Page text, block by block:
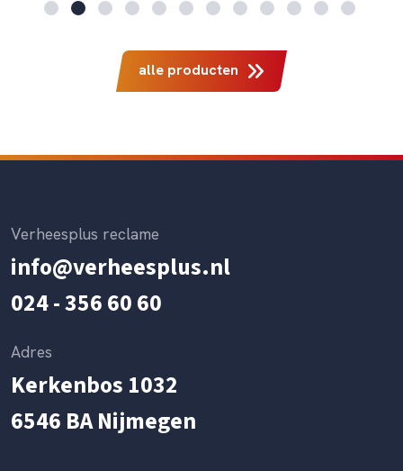
alle producten
Verheesplus reclame
info@verheesplus.nl
024 - 356 60 60
Adres
Kerkenbos 1032
6546 BA Nijmegen